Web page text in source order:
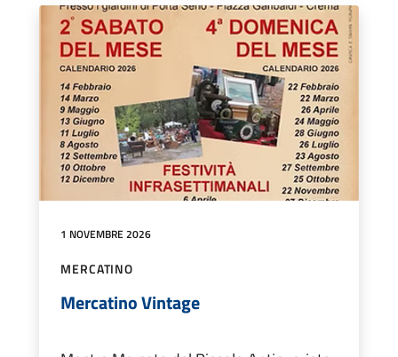
1 NOVEMBRE 2026
MERCATINO
Mercatino Vintage